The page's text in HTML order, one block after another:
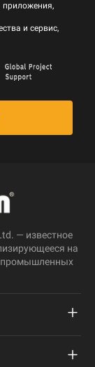
и сервис,
— известное
на
промышленных